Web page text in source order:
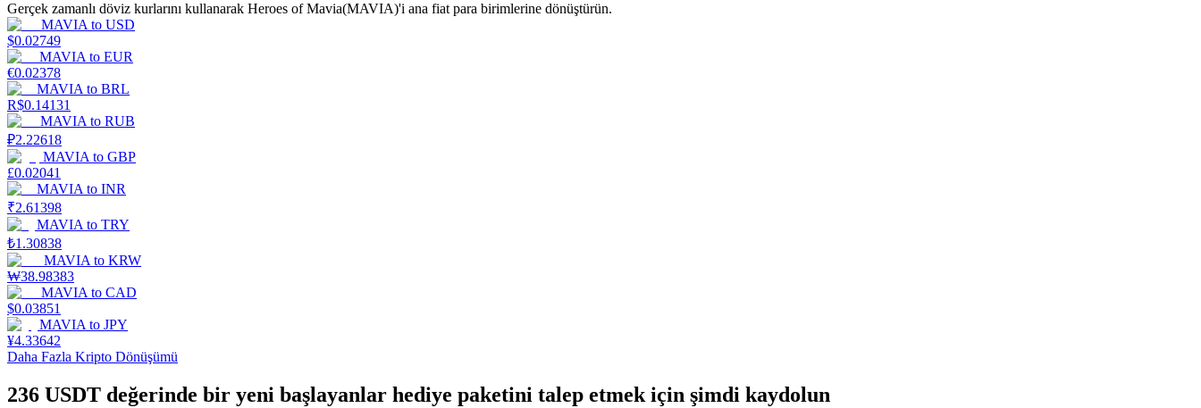
Vadeli İşlemler Başlangıç Kılavuzu
Ticaret stratejileri
Nasıl kârlı kalabileceğinizi öğrenin
Gerçek zamanlı döviz kurlarını kullanarak Heroes of Mavia(MAVIA)'i ana fiat para birimlerine dönüştürün.
MAVIAto USD
$0.02749
MAVIAto EUR
€0.02378
MAVIAto BRL
R$0.14131
MAVIAto RUB
₽2.22618
MAVIAto GBP
£0.02041
MAVIAto INR
₹2.61398
MAVIAto TRY
₺1.30838
MAVIAto KRW
₩38.98383
MAVIAto CAD
$0.03851
MAVIAto JPY
¥4.33642
Daha Fazla Kripto Dönüşümü
236 USDT değerinde bir yeni başlayanlar hediye paketini talep etmek için şimdi kaydolun